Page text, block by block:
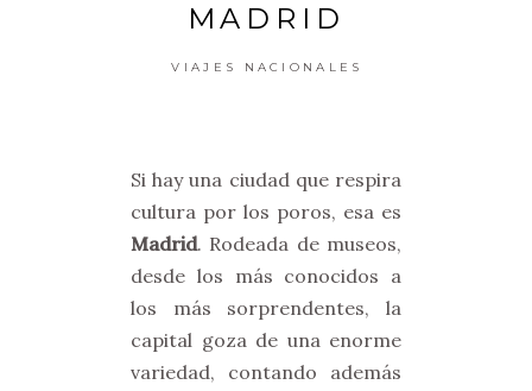
MADRID
VIAJES NACIONALES
Si hay una ciudad que respira
cultura por los poros, esa es
Madrid. Rodeada de museos,
desde los más conocidos a
los más sorprendentes, la
capital goza de una enorme
variedad, contando además